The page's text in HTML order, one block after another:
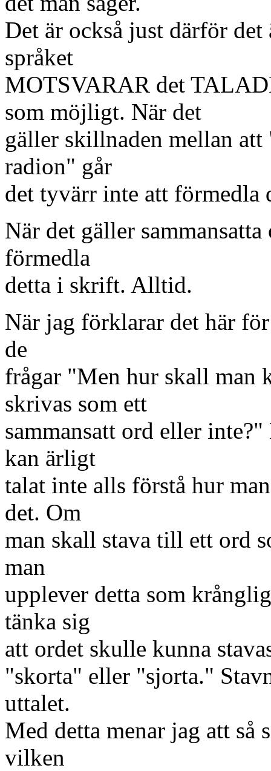
Det är också just därför
språket
MOTSVARAR det
som möjligt. När det
gäller skillnaden mellan
radion" går
det tyvärr inte att
När det gäller
förmedla
detta i skrift. Alltid.
När jag förklarar det här
de
frågar "Men hur skall man
skrivas som ett
sammansatt ord eller
kan ärligt
talat inte alls förstå hur
det. Om
man skall stava till ett ord
man
upplever detta som
tänka sig
att ordet skulle kunna
"skorta" eller "sjorta."
uttalet.
Med detta menar jag att
vilken